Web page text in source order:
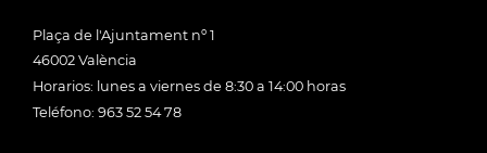
Plaça de l'Ajuntament nº 1
46002 València
Horarios: lunes a viernes de 8:30 a 14:00 horas
Teléfono: 963 52 54 78